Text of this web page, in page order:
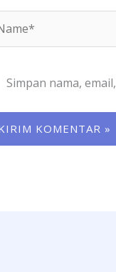
Simpan nama,